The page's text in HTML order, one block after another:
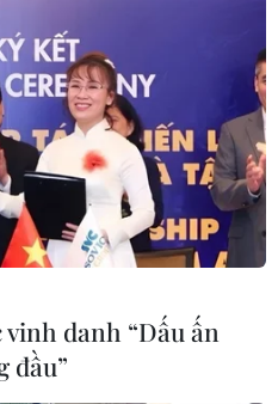
danh “Dấu ấn
đầu”